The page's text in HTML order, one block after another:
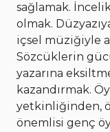
sağlamak.
olmak.
içsel müziğiyle
Sözcüklerin
yazarına
kazandırmak.
yetkinliğinden,
önemlisi genç